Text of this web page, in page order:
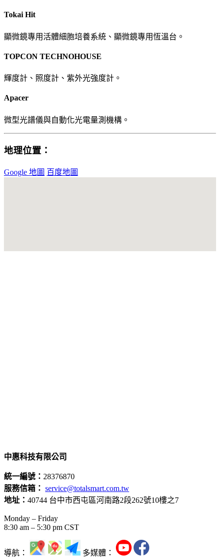
Tokai Hit
顯微鏡專用活體細胞培養系統、顯微鏡專用恆溫台。
TOPCON TECHNOHOUSE
輝度計、照度計、紫外光強度計。
Apacer
微型光譜儀與自動化光電量測機構。
地理位置：
Google 地圖 百度地圖
中惠科技有限公司
統一編號： 28376870
服務信箱： service@totalsmart.com.tw
地址： 40744 台中市西屯區河南路2段262號10樓之7
Monday – Friday
8:30 am – 5:30 pm CST
導航：
多媒體：